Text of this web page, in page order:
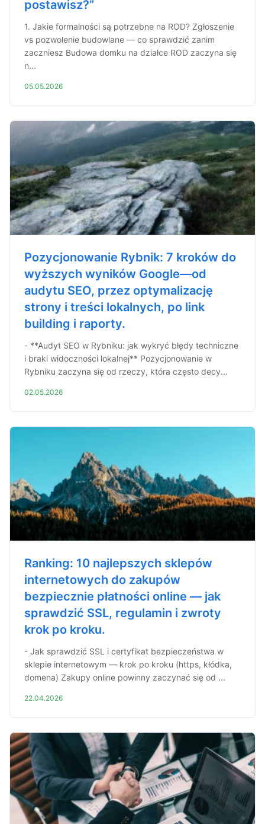
postawisz?”
1. Jakie formalności są potrzebne na ROD? Zgłoszenie
vs pozwolenie budowlane — co sprawdzić zanim
zaczniesz Budowa domku na działce ROD zaczyna się
n...
05.05.2026
Pozycjonowanie Rybnik: 7 kroków do
wyższych wyników Google—od
audytu SEO, przez optymalizację
strony i treści lokalnych, po link
building i raporty.
- **Audyt SEO w Rybniku: jak wykryć błędy techniczne
i braki widoczności lokalnej** Pozycjonowanie w
Rybniku zaczyna się od rzeczy, która często decy...
02.05.2026
Ranking: 10 najlepszych sklepów
internetowych do zakupów
bezpiecznie płatności online — jak
sprawdzić SSL, regulamin i zwroty
krok po kroku.
- Jak sprawdzić SSL i certyfikat bezpieczeństwa w
sklepie internetowym — krok po kroku (https, kłódka,
domena) Zakupy online powinny zaczynać się od ...
22.04.2026